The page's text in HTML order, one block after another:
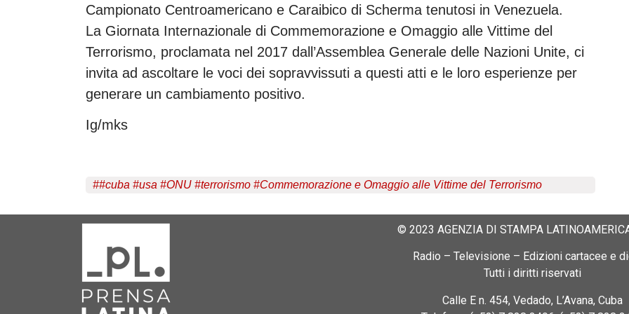
Campionato Centroamericano e Caraibico di Scherma tenutosi in Venezuela.
La Giornata Internazionale di Commemorazione e Omaggio alle Vittime del
Terrorismo, proclamata nel 2017 dall’Assemblea Generale delle Nazioni Unite, ci
invita ad ascoltare le voci dei sopravvissuti a questi atti e le loro esperienze per
generare un cambiamento positivo.
Ig/mks
##cuba #usa #ONU #terrorismo #Commemorazione e Omaggio alle Vittime del Terrorismo
© 2023 AGENZIA DI STAMPA
Radio – Televisione – Edizioni cartacee e
Tutti i diritti riservati
Calle E n. 454, Vedado, L’Avana, Cuba